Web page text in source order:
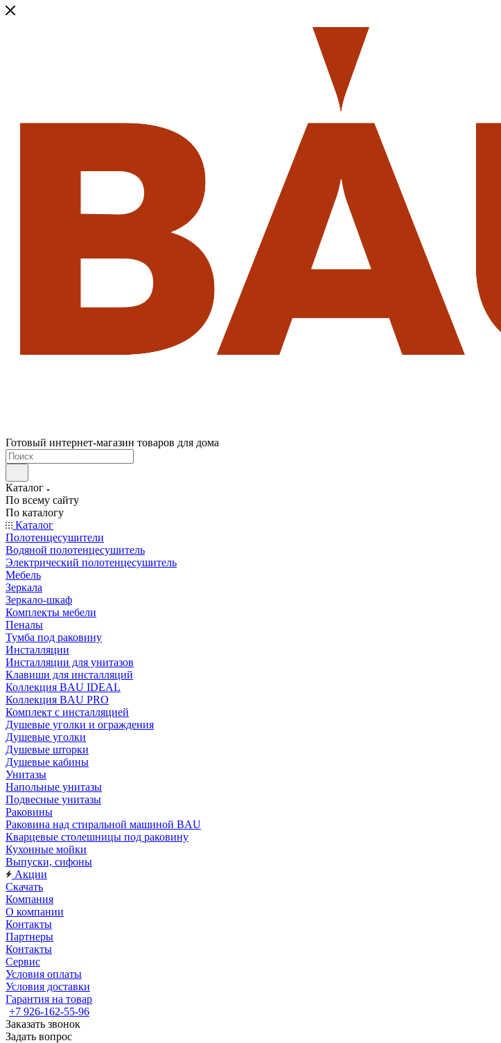
Готовый интернет-магазин товаров для дома
Каталог
По всему сайту
По каталогу
Каталог
Полотенцесушители
Водяной полотенцесушитель
Электрический полотенцесушитель
Мебель
Зеркала
Зеркало-шкаф
Комплекты мебели
Пеналы
Тумба под раковину
Инсталляции
Инсталляции для унитазов
Клавиши для инсталляций
Коллекция BAU IDEAL
Коллекция BAU PRO
Комплект с инсталляцией
Душевые уголки и ограждения
Душевые уголки
Душевые шторки
Душевые кабины
Унитазы
Напольные унитазы
Подвесные унитазы
Раковины
Раковина над стиральной машиной BAU
Кварцевые столешницы под раковину
Кухонные мойки
Выпуски, сифоны
Акции
Скачать
Компания
О компании
Контакты
Партнеры
Контакты
Сервис
Условия оплаты
Условия доставки
Гарантия на товар
+7 926-162-55-96
Заказать звонок
Задать вопрос